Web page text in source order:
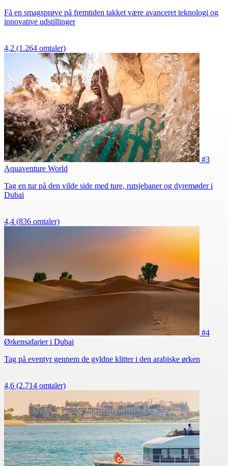
Få en smagsprøve på fremtiden takket være avanceret teknologi og
innovative udstillinger
4,2 (1.264 omtaler)
#3
Aquaventure World
Tag en tur på den vilde side med ture, rutsjebaner og dyremøder i
Dubai
4,4 (836 omtaler)
#4
Ørkensafarier i Dubai
Tag på eventyr gennem de gyldne klitter i den arabiske ørken
4,6 (2.714 omtaler)